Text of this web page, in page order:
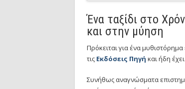
Ένα ταξίδι στο
και στην μύηση
Πρόκειται για ένα
τις Εκδόσεις Πηγή και ήδη
Συνήθως αναγνώσματα